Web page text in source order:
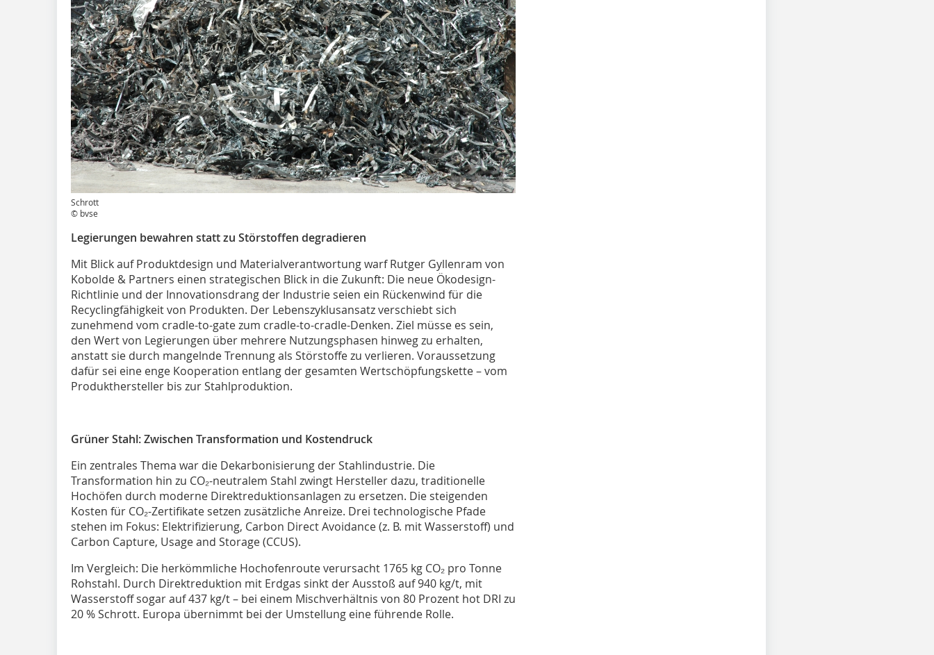
Schrott
© bvse
Legierungen bewahren statt zu Störstoffen degradieren
Mit Blick auf Produktdesign und Materialverantwortung warf Rutger Gyllenram von
Kobolde & Partners einen strategischen Blick in die Zukunft: Die neue Ökodesign-
Richtlinie und der Innovationsdrang der Industrie seien ein Rückenwind für die
Recyclingfähigkeit von Produkten. Der Lebenszyklusansatz verschiebt sich
zunehmend vom cradle-to-gate zum cradle-to-cradle-Denken. Ziel müsse es sein,
den Wert von Legierungen über mehrere Nutzungsphasen hinweg zu erhalten,
anstatt sie durch mangelnde Trennung als Störstoffe zu verlieren. Voraussetzung
dafür sei eine enge Kooperation entlang der gesamten Wertschöpfungskette – vom
Produkthersteller bis zur Stahlproduktion.
Grüner Stahl: Zwischen Transformation und Kostendruck
Ein zentrales Thema war die Dekarbonisierung der Stahlindustrie. Die
Transformation hin zu CO₂-neutralem Stahl zwingt Hersteller dazu, traditionelle
Hochöfen durch moderne Direktreduktionsanlagen zu ersetzen. Die steigenden
Kosten für CO₂-Zertifikate setzen zusätzliche Anreize. Drei technologische Pfade
stehen im Fokus: Elektrifizierung, Carbon Direct Avoidance (z. B. mit Wasserstoff) und
Carbon Capture, Usage and Storage (CCUS).
Im Vergleich: Die herkömmliche Hochofenroute verursacht 1765 kg CO₂ pro Tonne
Rohstahl. Durch Direktreduktion mit Erdgas sinkt der Ausstoß auf 940 kg/t, mit
Wasserstoff sogar auf 437 kg/t – bei einem Mischverhältnis von 80 Prozent hot DRI zu
20 % Schrott. Europa übernimmt bei der Umstellung eine führende Rolle.